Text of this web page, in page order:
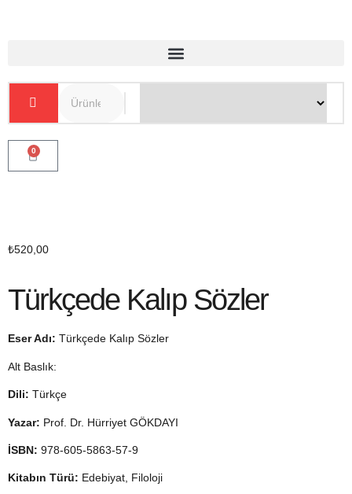
0
₺520,00
Türkçede Kalıp Sözler
Eser Adı: Türkçede Kalıp Sözler
Alt Baslık:
Dili: Türkçe
Yazar: Prof. Dr. Hürriyet GÖKDAYI
İSBN: 978-605-5863-57-9
Kitabın Türü: Edebiyat, Filoloji